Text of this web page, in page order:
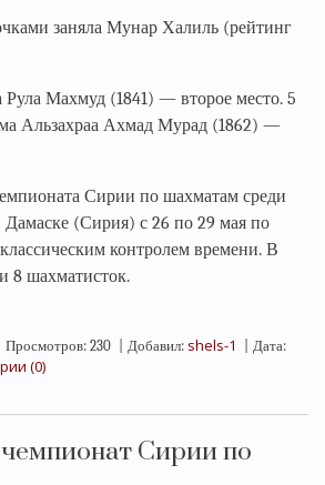
заняла Мунар Халиль (рейтинг
Рула Махмуд (1841) — второе место. 5
Альзахраа Ахмад Мурад (1862) —
Сирии по шахматам среди
(Сирия) с 26 по 29 мая по
контролем времени. В
8 шахматисток.
Просмотров: 230 Добавил: shels-1
Дата:
(0)
Сирии по